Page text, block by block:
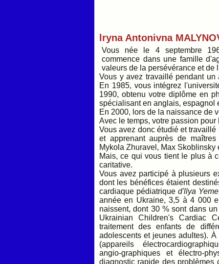
lryna Antonivna
Vous née le 4 septembre
commence dans une famille
valeurs de la persévérance et de
Vous y avez travaillé pendant
En 1985, vous intégrez
1990, obtenu votre diplôme en
spécialisant en anglais, espagnol
En 2000, lors de la naissance de
Avec le temps, votre passion
Vous avez donc étudié et
et apprenant auprès de
Mykola Zhuravel, Max Skoblinsky
Mais, ce qui vous tient le plus à
caritative.
Vous avez participé à plusieurs
dont les bénéfices étaient
cardiaque pédiatrique d'llya
année en Ukraine, 3,5 à 4 000
naissent, dont 30 % sont dans
Ukrainian Children's Cardiac
traitement des enfants de
adolescents et jeunes adultes).
(appareils
angio-graphiques et électro-
diagnostic rapide des problèmes